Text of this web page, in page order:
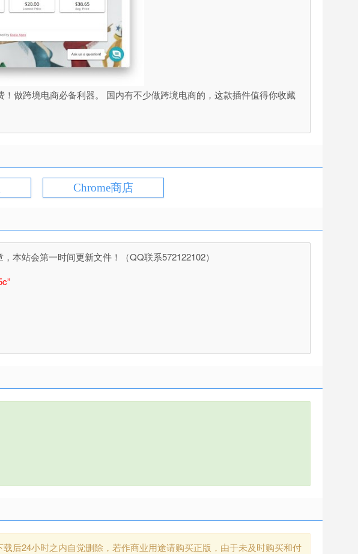
做跨境电商必备利器。 国内有不少做跨境电商的，这款插件值得你收藏
Chrome商店
本站会第一时间更新文件！（QQ联系572122102）
后24小时之内自觉删除，若作商业用途请购买正版，由于未及时购买和付